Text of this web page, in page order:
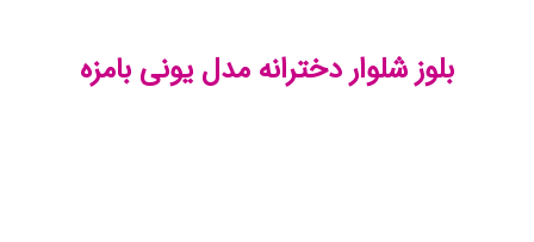
بلوز شلوار دخترانه مدل یونی بامزه